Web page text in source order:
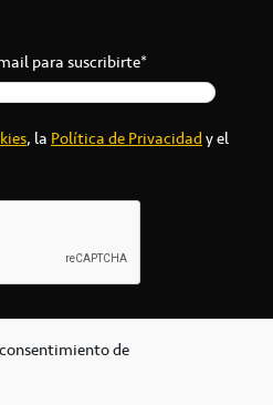
de
para suscribirte*
, la Política de Privacidady el